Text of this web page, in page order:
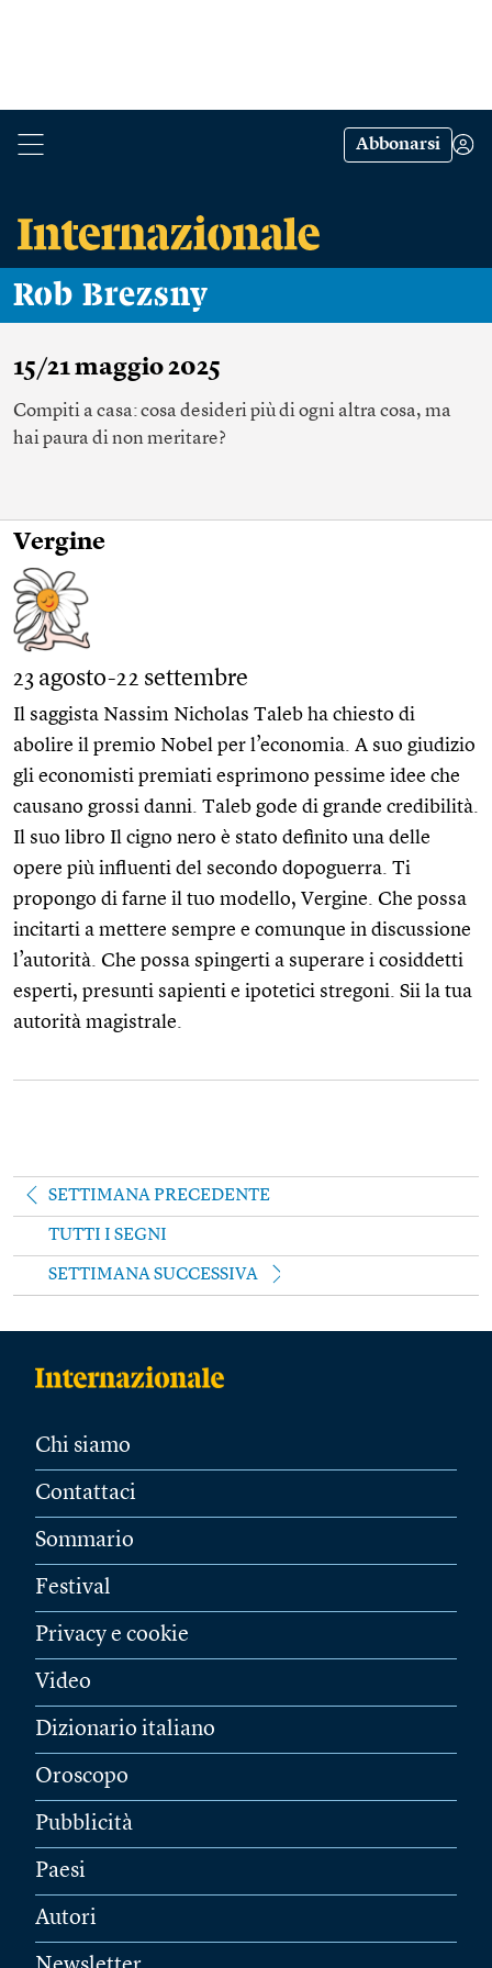
Abbonarsi
Rob Brezsny
15/21 maggio 2025
Compiti a casa: cosa desideri più di ogni altra cosa, ma
hai paura di non meritare?
Vergine
23 agosto-22 settembre
Il saggista Nassim Nicholas Taleb ha chiesto di
abolire il premio Nobel per l’economia. A suo giudizio
gli economisti premiati esprimono pessime idee che
causano grossi danni. Taleb gode di grande credibilità.
Il suo libro Il cigno nero è stato definito una delle
opere più influenti del secondo dopoguerra. Ti
propongo di farne il tuo modello, Vergine. Che possa
incitarti a mettere sempre e comunque in discussione
l’autorità. Che possa spingerti a superare i cosiddetti
esperti, presunti sapienti e ipotetici stregoni. Sii la tua
autorità magistrale.
SETTIMANA PRECEDENTE
TUTTI I SEGNI
SETTIMANA SUCCESSIVA
Chi siamo
Contattaci
Sommario
Festival
Privacy e cookie
Video
Dizionario italiano
Oroscopo
Pubblicità
Paesi
Autori